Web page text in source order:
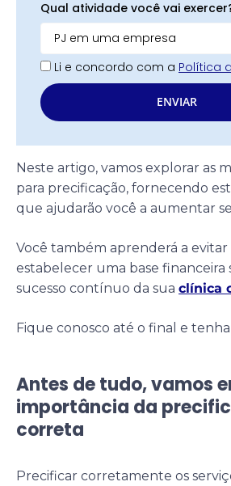
Qual atividade você vai
Li e concordo com a Política
ENVIAR
Neste artigo, vamos explorar as
para precificação, fornecendo
que ajudarão você a aumentar
Você também aprenderá a
estabelecer uma base financeira
sucesso contínuo da sua clínica
Fique conosco até o final e
Antes de tudo, vamos
importância da
correta
Precificar corretamente os